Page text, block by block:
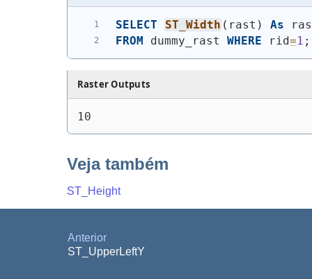
SELECT ST_Width ( rast ) As
FROM
dummy_rast WHERE rid=1 ;
Raster Outputs
10
Veja também
ST_Height
Anterior
ST_UpperLeftY